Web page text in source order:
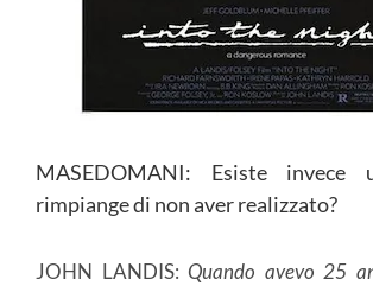
MASEDOMANI: Esiste
rimpiange di non aver realizzato?
JOHN LANDIS:Quando avevo 25